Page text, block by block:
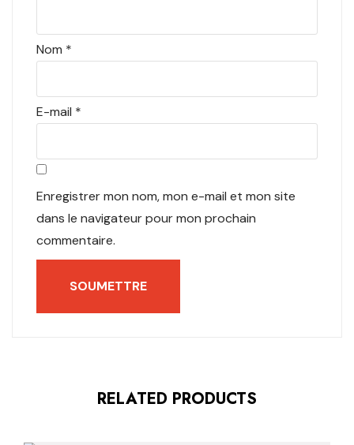
Nom *
E-mail *
Enregistrer mon nom, mon e-mail et mon site
dans le navigateur pour mon prochain
commentaire.
RELATED PRODUCTS